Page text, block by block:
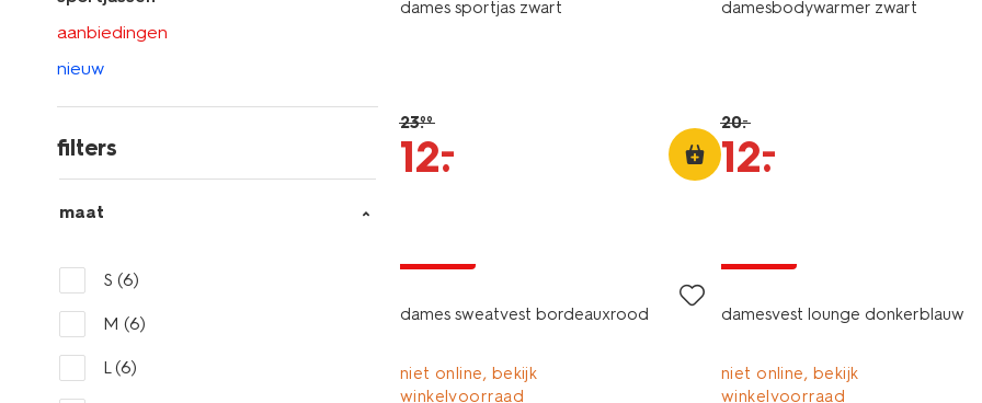
aanbiedingen
nieuw
filters
maat
S (6)
M (6)
L(6)
dames sportjas zwart
23.99
12.
–
damesbodywarmer zwart
20.–
12.
–
dames sweatvest bordeauxrood
niet online, bekijk
winkelvoorraad
damesvest lounge donkerblauw
niet online, bekijk
winkelvoorraad